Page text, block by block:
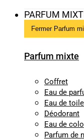
PARFUM
Fermer Parfum
Parfum mixte
Coffret
Eau de
Eau de
Déodorant
Eau de
Parfum de